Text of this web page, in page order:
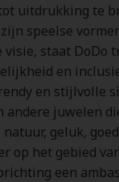
uitdrukking te
speelse
staat DoDo
en
en stijlvolle
andere juwelen
geluk,
op het gebied
een